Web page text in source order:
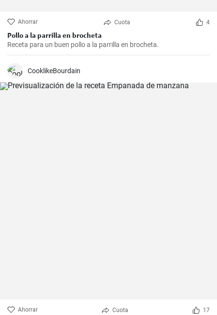
Ahorrar Cuota 4
Pollo a la parrilla en brocheta
Receta para un buen pollo a la parrilla en brocheta.
CooklikeBourdain
Ahorrar Cuota 17